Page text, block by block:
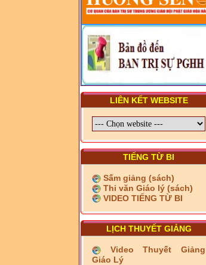
TRUNG ƯƠNG, BAN ĐẠI
DIỆN TỈNH VÀ GIÁO LÝ
VIÊN - CHUYÊN ĐỀ: SỰ RA
NĂNG VÀ HÌNH THỨC CỦA
NƯỚC CHXHCN VIỆT NAM
LIÊN KẾT WEBSITE
TIẾNG TỪ BI
Sấm giảng (sách)
Thi văn Giáo lý (sách)
VIDEO TIẾNG TỪ BI
LỊCH THUYẾT GIẢNG
Video Thuyết Giảng
Giáo Lý